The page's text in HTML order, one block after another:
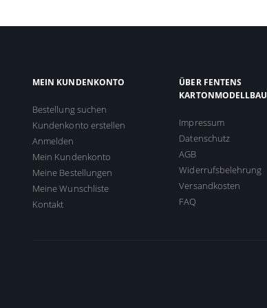
MEIN KUNDENKONTO
Bestellung suchen
Kundenkonto erstellen
Anmelden
Mein Kundenkonto
Meine Bestellungen
Meine Wunschliste
Kontakt
ÜBER FENTENS
KARTONMODELLBAU
Impressum
Datenschutz
AGB
Widerrufsbelehrung
Versandkosten
FAQ